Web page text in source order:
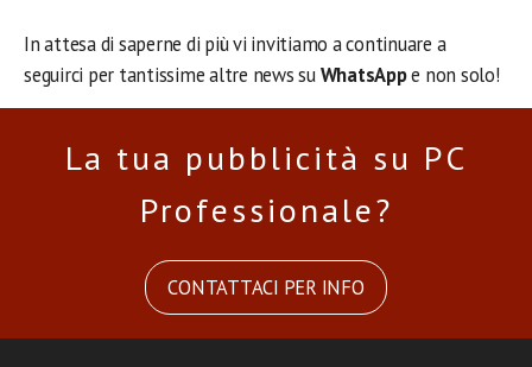
In attesa di saperne di più vi invitiamo a continuare a
seguirci per tantissime altre news suWhatsAppe non solo!
La tua pubblicità su PC
Professionale?
CONTATTACI PER INFO